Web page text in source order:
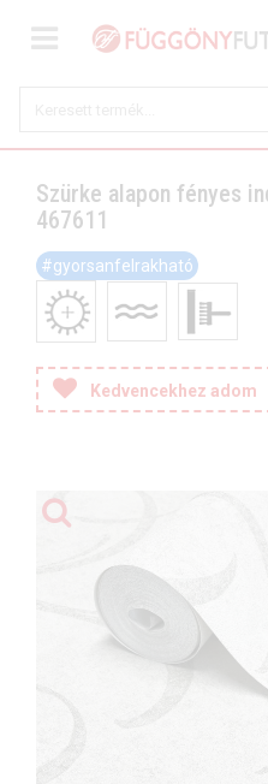
Szürke alapon fényes
467611
#gyorsanfelrakható
Kedvencekhez adom